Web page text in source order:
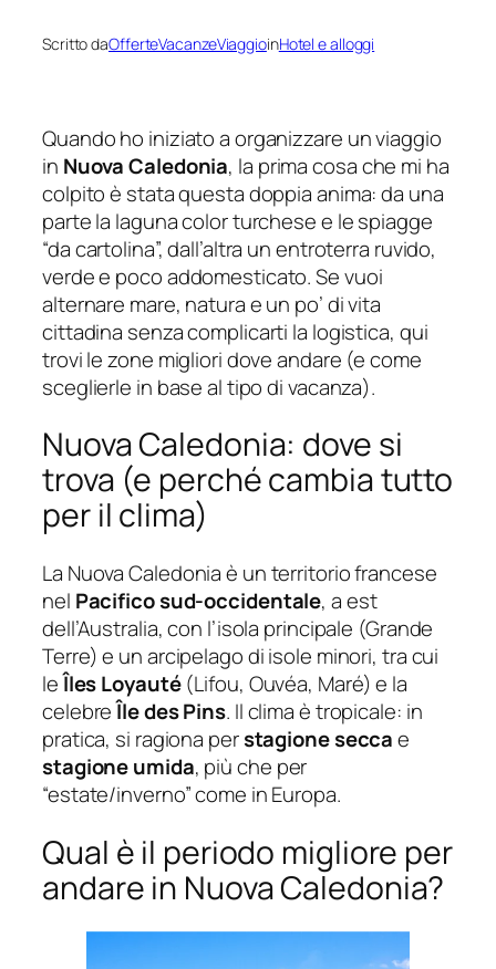
Scritto daOfferteVacanzeViaggioinHotel e alloggi
Quando ho iniziato a organizzare un viaggio
in Nuova Caledonia, la prima cosa che mi ha
colpito è stata questa doppia anima: da una
parte la laguna color turchese e le spiagge
“da cartolina”, dall’altra un entroterra ruvido,
verde e poco addomesticato. Se vuoi
alternare mare, natura e un po’ di vita
cittadina senza complicarti la logistica, qui
trovi le zone migliori dove andare (e come
sceglierle in base al tipo di vacanza).
Nuova Caledonia: dove si
trova (e perché cambia tutto
per il clima)
La Nuova Caledonia è un territorio francese
nel Pacifico sud-occidentale, a est
dell’Australia, con l’isola principale (Grande
Terre) e un arcipelago di isole minori, tra cui
leÎles Loyauté(Lifou, Ouvéa, Maré) e la
celebreÎle des Pins. Il clima è tropicale: in
pratica, si ragiona perstagione seccae
stagione umida, più che per
“estate/inverno” come in Europa.
Qual è il periodo migliore per
andare in Nuova Caledonia?